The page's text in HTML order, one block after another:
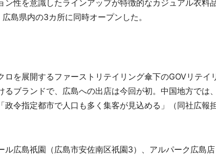
性を意識したラインアップが特徴的なカジュアル衣料
島県内の3カ所に同時オープンした。
を展開するファーストリテイリング傘下のGOVリテイ
るブランドで、広島への出店は今回が初。中国地方では
政令指定都市で人口も多く集客が見込める」（同社広報
広島祇園（広島市安佐南区祇園3）、アルパーク広島